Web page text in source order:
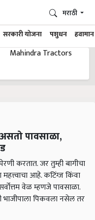
सरकारी योजना पशुधन हवामान
मराठी
पावसाळा,
करतात. जर तुम्ही बागीचा
आहे. कटिंग्ज किंवा
वेळ म्हणजे पावसाळा.
भाजीपाला पिकवला नसेल तर